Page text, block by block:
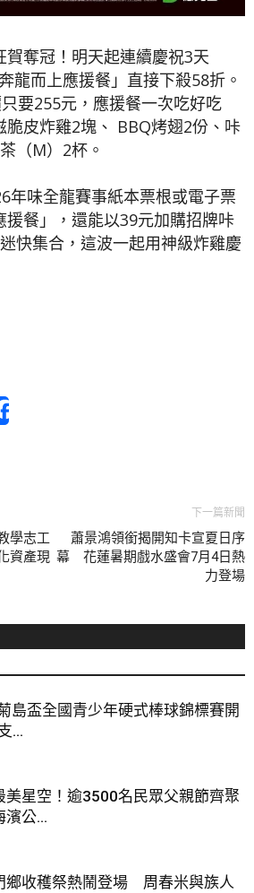
奪冠！明天起連續慶祝3天
龍而上應援餐」直接下殺58折。
要255元，應援餐一次吃好吃
脆皮炸雞2塊、 BBQ烤翅2份、咔
（M）2杯。
年味全龍賽事紙本票根或電子票
援餐」，還能以39元加購招牌咔
快集合，這波一起用神級炸雞慶
學志工
資產現
下一篇新聞
蕭景鴻領銜揭開知卡宣夏日序
幕 花蓮暑期戲水盛會7月4日熱
力登場
島盃全國青少年硬式棒球錦標賽開
...
美星空！逾3500名民眾父親節齊聚
濱公...
鄉收穫祭熱鬧登場 周春米與族人